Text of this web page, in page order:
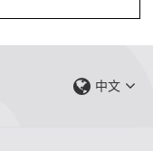
中文